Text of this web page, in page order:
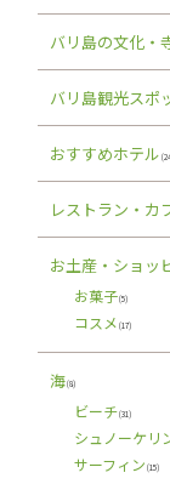
バリ島の文化・
バリ島観光スポ
おすすめホテル
レストラン・カ
お土産・ショッ
お菓子(5)
コスメ (17)
海(8)
ビーチ(31)
シュノーケリ
サーフィン (15)